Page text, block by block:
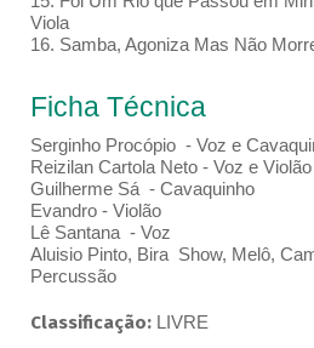
Viola
16. Samba, Agoniza Mas Não
Ficha Técnica
Serginho Procópio - Voz e
Reizilan Cartola Neto - Voz e Violão
Guilherme Sá - Cavaquinho
Evandro - Violão
Lê Santana - Voz
Aluisio Pinto, Bira Show, Melô,
Percussão
Classificação: LIVRE